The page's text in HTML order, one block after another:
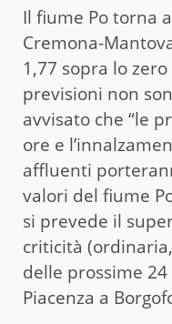
Il fiume Po torna
Cremona-
1,77 sopra lo
previsioni non
avvisato che “le
ore e
affluenti
valori del fiume
si prevede il
criticità
delle prossime
Piacenza a